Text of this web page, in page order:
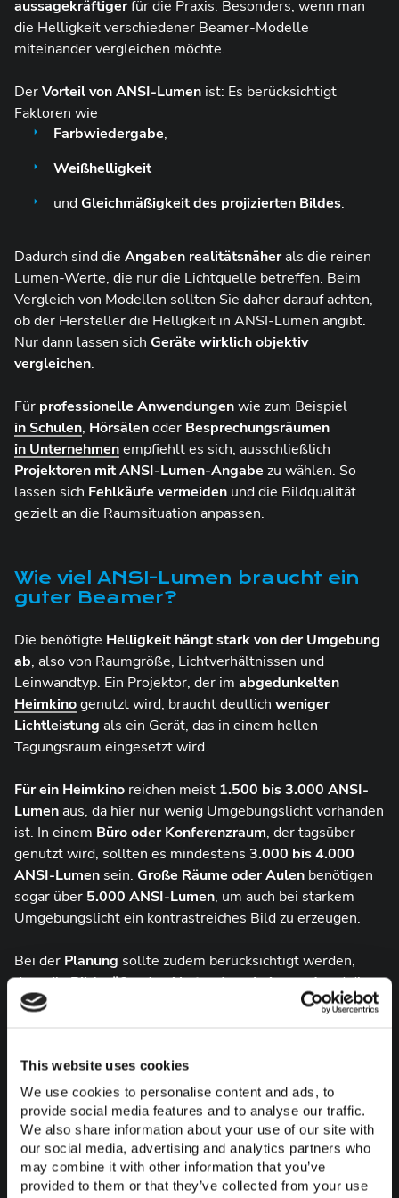
This website uses cookies
We use cookies to personalise content and ads, to
provide social media features and to analyse our traffic.
We also share information about your use of our site with
our social media, advertising and analytics partners who
may combine it with other information that you’ve
provided to them or that they’ve collected from your use
aussagekräftigerfür die Praxis. Besonders, wenn man
die Helligkeit verschiedener Beamer-Modelle
miteinander vergleichen möchte.
DerVorteil von ANSI-Lumen ist: Es berücksichtigt
Faktoren wie
Farbwiedergabe,
Weißhelligkeit
undGleichmäßigkeit des projizierten Bildes.
Dadurch sind die Angaben realitätsnäherals die reinen
Lumen-Werte, die nur die Lichtquelle betreffen. Beim
Vergleich von Modellen sollten Sie daher darauf achten,
ob der Hersteller die Helligkeit in ANSI-Lumen angibt.
Nur dann lassen sich Geräte wirklich objektiv
vergleichen.
Für professionelle Anwendungenwie zum Beispiel
in Schulen, Hörsälenoder Besprechungsräumen
in Unternehmenempfiehlt es sich, ausschließlich
Projektoren mit ANSI-Lumen-Angabe zu wählen. So
lassen sich Fehlkäufe vermeiden und die Bildqualität
gezielt an die Raumsituation anpassen.
Wie viel ANSI-Lumen braucht ein
guter Beamer?
Die benötigte Helligkeit hängt stark von der Umgebung
ab, also von Raumgröße, Lichtverhältnissen und
Leinwandtyp. Ein Projektor, der im abgedunkelten
Heimkinogenutzt wird, braucht deutlich weniger
Lichtleistung als ein Gerät, das in einem hellen
Tagungsraum eingesetzt wird.
Für ein Heimkino reichen meist 1.500 bis 3.000 ANSI-
Lumenaus, da hier nur wenig Umgebungslicht vorhanden
ist. In einem Büro oder Konferenzraum, der tagsüber
genutzt wird, sollten es mindestens 3.000 bis 4.000
ANSI-Lumen sein. Große Räume oder Aulen benötigen
sogar über 5.000 ANSI-Lumen, um auch bei starkem
Umgebungslicht ein kontrastreiches Bild zu erzeugen.
Bei der Planung sollte zudem berücksichtigt werden,
dass dieBildgröße,derAbstand zur Leinwandund die
Wandfarbe
Kontrast mindern. Deshalb sollte die Auswahl des
Projektors immer im Zusammenspiel mit der
Raumgestaltungerfolgen
Konferenzraum einrichten